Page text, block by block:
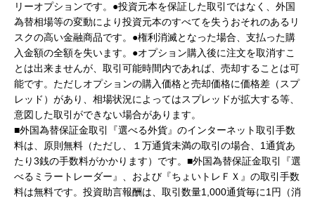
リーオプションです。●投資元本を保証した取引ではなく、外国
為替相場等の変動により投資元本のすべてを失うおそれのあるリ
スクの高い金融商品です。●権利消滅となった場合、支払った購
入金額の全額を失います。●オプション購入後に注文を取消すこ
とは出来ませんが、取引可能時間内であれば、売却することは可
能です。ただしオプションの購入価格と売却価格に価格差（スプ
レッド）があり、相場状況によってはスプレッドが拡大する等、
意図した取引ができない場合があります。
■外国為替保証金取引『選べる外貨』のインターネット取引手数
料は、原則無料（ただし、１万通貨未満の取引の場合、1通貨あ
たり3銭の手数料がかかります）です。■外国為替保証金取引『選
べるミラートレーダー』、および『ちょいトレＦＸ』の取引手数
料は無料です。投資助言報酬は、取引数量1,000通貨毎に1円（消